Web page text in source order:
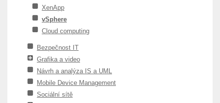
XenApp
vSphere
Cloud computing
Bezpečnost IT
Grafika a video
Návrh a analýza IS a UML
Mobile Device Management
Sociální sítě